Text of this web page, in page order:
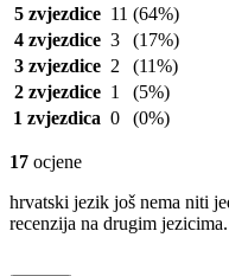
5 zvjezdice 11 (64%)
4 zvjezdice 3
(17%)
3 zvjezdice 2
(11%)
2 zvjezdice 1
(5%)
1 zvjezdica 0 (0%)
17 ocjene
hrvatski jezik još nema niti
recenzija na drugim jezicima.